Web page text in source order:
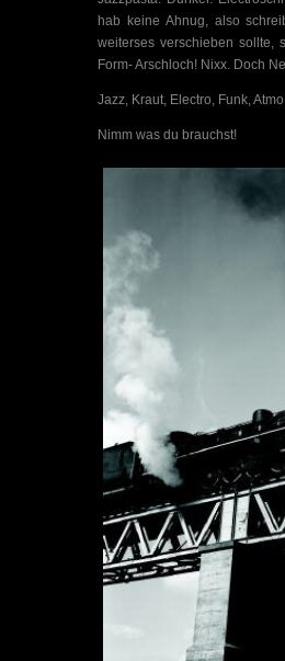
hab keine Ahnug, also
weiterses verschieben sollte,
Form- Arschloch! Nixx. Doch
Jazz, Kraut, Electro, Funk,
Nimm was du brauchst!